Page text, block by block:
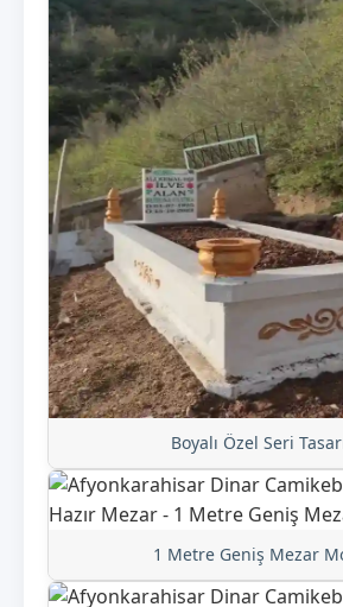
Boyalı Özel Seri
1 Metre Geniş Mezar